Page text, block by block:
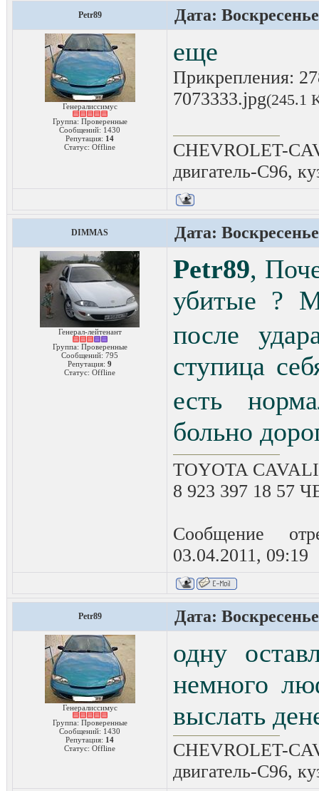
Petr89 Дата:
Генералиссимус
Группа: Проверенные
Сообщений: 1430
Репутация: 14
Статус: Offline
еще
Прикрепления:
7073333.jpg(245.1
CHEVROLET-
двигатель-C96,
DIMMAS Дата:
Генерал-лейтенант
Группа: Проверенные
Сообщений: 795
Репутация: 9
Статус: Offline
Petr89,
убитые ?
после
ступица
есть
больно
TOYOTA
8 923 397 18 57
Сообщение
03.04.2011, 09:19
Petr89 Дата:
Генералиссимус
Группа: Проверенные
Сообщений: 1430
Репутация: 14
Статус: Offline
одну
немного
выслать
CHEVROLET-
двигатель-C96,